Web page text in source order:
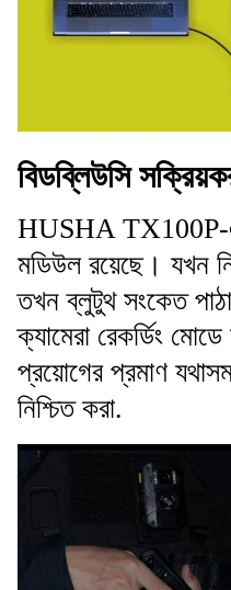
বিডব্লিউসি
HUSHA TX100P-এ
মডিউল রয়েছে। যখন
তখন ব্লুটুথ সংকেত
ক্যামেরা রেকর্ডিং
প্রয়োগের প্রমাণ
নিশ্চিত করা.